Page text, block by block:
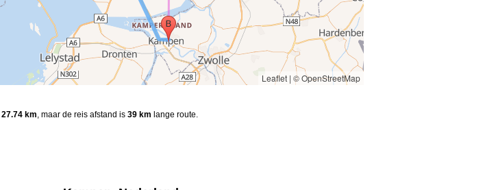
Leaflet | © OpenStreetMap
27.74 km, maar de reis afstand is 39 km lange route.